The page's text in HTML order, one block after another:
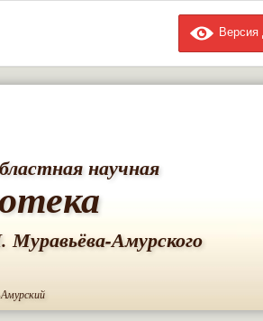
научная
Амурского